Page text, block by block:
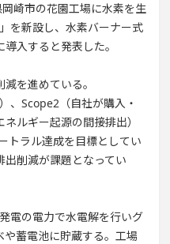
崎市の花園工場に水素を生
を新設し、水素バーナー式
入すると発表した。
を進めている。
、Scope2（自社が購入・
ルギー起源の間接排出）
トラル達成を目標としてい
削減が課題となってい
電の電力で水電解を行いグ
や蓄電池に貯蔵する。工場